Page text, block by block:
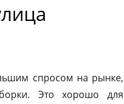
спросом на рынке,
Это хорошо для